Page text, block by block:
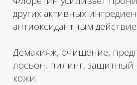
Ваше имя
Отправьте свои контакты, и наш ведущий
специалист свяжется с вами в течение 15
минут!
НУЖНА ПОМОЩЬ
С ВЫБОРОМ
ПРОЦЕДУРЫ?